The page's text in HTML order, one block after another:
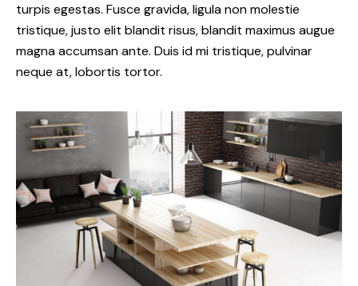
turpis egestas. Fusce gravida, ligula non molestie
tristique, justo elit blandit risus, blandit maximus augue
magna accumsan ante. Duis id mi tristique, pulvinar
neque at, lobortis tortor.